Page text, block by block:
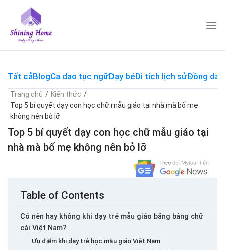
content
Tất cảBlogCa dao tục ngữDạy béDi tích lịch sửĐồng dao
Trang chủ / Kiến thức /
Top 5 bí quyết dạy con học chữ mẫu giáo tại nhà mà bố mẹ
không nên bỏ lỡ
Top 5 bí quyết dạy con học chữ mẫu giáo tại
nhà mà bố mẹ không nên bỏ lỡ
Table of Contents
Có nên hay không khi dạy trẻ mẫu giáo bằng bảng chữ
cái Việt Nam?
Ưu điểm khi dạy trẻ học mẫu giáo Việt Nam